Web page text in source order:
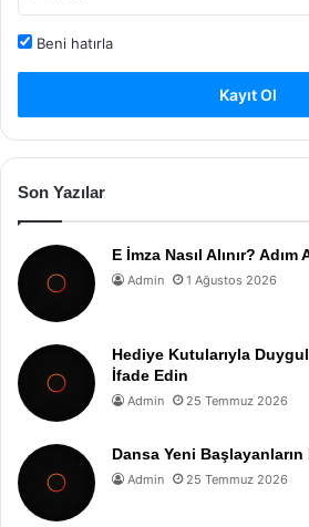
Beni hatırla
Kayıt Ol
Son Yazılar
E İmza Nasıl Alınır?
Admin 1 Ağustos 2026
Hediye Kutularıyla
İfade Edin
Admin 25 Temmuz 2026
Dansa Yeni
Admin 25 Temmuz 2026